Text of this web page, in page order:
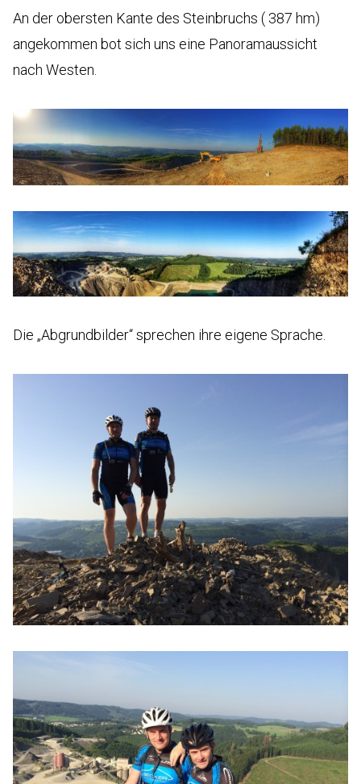
An der obersten Kante des Steinbruchs ( 387 hm)
angekommen bot sich uns eine Panoramaussicht
nach Westen.
Die „Abgrundbilder“ sprechen ihre eigene Sprache.